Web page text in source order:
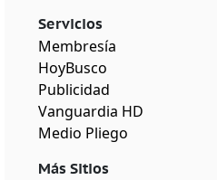
Servicios
Membresía
HoyBusco
Publicidad
Vanguardia HD
Medio Pliego
Más Sitios